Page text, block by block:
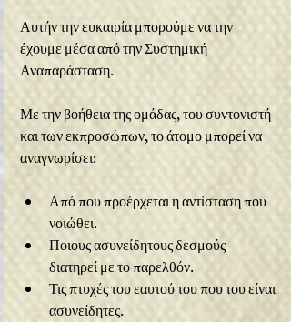
Αυτήν την ευκαιρία μπορούμε να την
έχουμε μέσα από την Συστημική
Αναπαράσταση.
Με την βοήθεια της ομάδας, του συντονιστή
και των εκπροσώπων, το άτομο μπορεί να
αναγνωρίσει:
Από που προέρχεται η αντίσταση που
νοιώθει.
Ποιους ασυνείδητους δεσμούς
διατηρεί με το παρελθόν.
Τις πτυχές του εαυτού του που του είναι
ασυνείδητες.